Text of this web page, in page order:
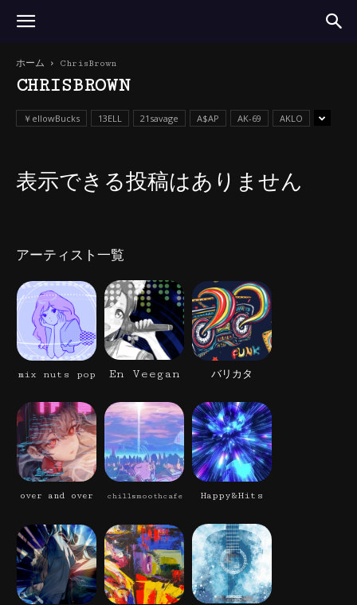
ホーム ChrisBrown
CHRISBROWN
￥ellowBucks 13ELL 21savage A$AP AK-69 AKLO
表示できる投稿はありません
アーティスト一覧
mix nuts pop En Veegan バリカタ
over and over chillsmoothcafe Happy&Hits